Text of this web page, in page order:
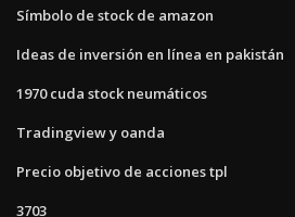
Símbolo de stock de amazon
Ideas de inversión en línea en pakistán
1970 cuda stock neumáticos
Tradingview y oanda
Precio objetivo de acciones tpl
3703